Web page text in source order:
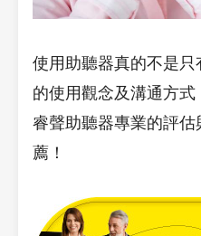
使用助聽器真的不是
的使用觀念及溝通方式
睿聲助聽器專業的評
薦！